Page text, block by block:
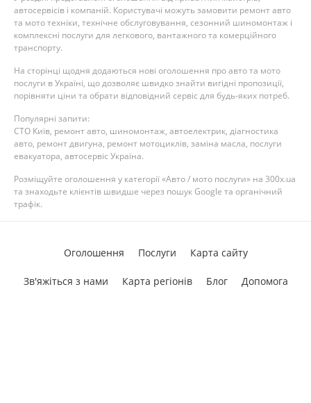
автосервісів і компаній. Користувачі можуть замовити ремонт авто
та мото техніки, технічне обслуговування, сезонний шиномонтаж і
комплексні послуги для легкового, вантажного та комерційного
транспорту.
На сторінці щодня додаються нові оголошення про авто та мото
послуги в Україні, що дозволяє швидко знайти вигідні пропозиції,
порівняти ціни та обрати відповідний сервіс для будь-яких потреб.
Популярні запити:
СТО Київ, ремонт авто, шиномонтаж, автоелектрик, діагностика
авто, ремонт двигуна, ремонт мотоциклів, заміна масла, послуги
евакуатора, автосервіс Україна.
Розміщуйте оголошення у категорії «Авто / мото послуги» на 300x.ua
та знаходьте клієнтів швидше через пошук Google та органічний
трафік.
Оголошення Послуги Карта сайту
Зв'яжіться з нами Карта регіонів Блог Допомога